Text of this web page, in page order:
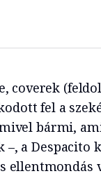
coverek
fel a
bármi,
a Despacito
ellentmondás